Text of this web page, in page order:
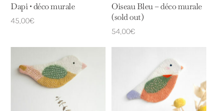
Dapi • déco murale
45,00€
Oiseau Bleu – déco murale
(sold out)
54,00€